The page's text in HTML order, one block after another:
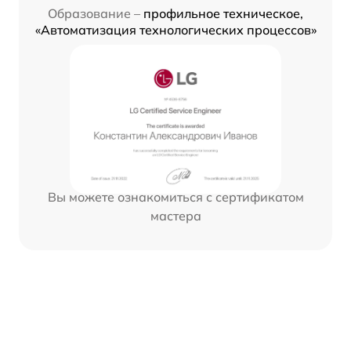
Образование – профильное техническое,
«Автоматизация технологических процессов»
Вы можете ознакомиться с сертификатом
мастера